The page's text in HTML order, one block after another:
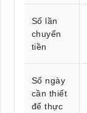
Số lần
chuyển
tiền
Số ngày
cần thiết
để thực